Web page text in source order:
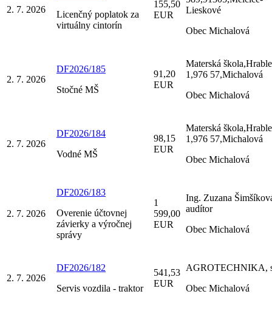
2. 7. 2026
Licenčný poplatok za
virtuálny cintorín
155,50
EUR
Lieskové
Obec Michalová
2. 7. 2026
DF2026/185
Stočné MŠ
91,20
EUR
Materská škola,Hrable
1,976 57,Michalová
Obec Michalová
2. 7. 2026
DF2026/184
Vodné MŠ
98,15
EUR
Materská škola,Hrable
1,976 57,Michalová
Obec Michalová
2. 7. 2026
DF2026/183
Overenie účtovnej
závierky a výročnej
správy
1
599,00
EUR
Ing. Zuzana
audítor
Obec Michalová
2. 7. 2026
DF2026/182
Servis vozdila - traktor
541,53
EUR
AGROTECHNIKA,
Obec Michalová